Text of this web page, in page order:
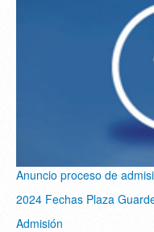
Anuncio proceso de
2024 Fechas Plaza
Admisión